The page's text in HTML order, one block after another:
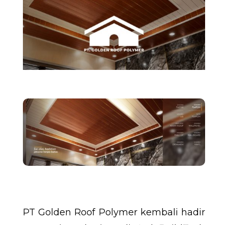
PT Golden Roof Polymer kembali hadir